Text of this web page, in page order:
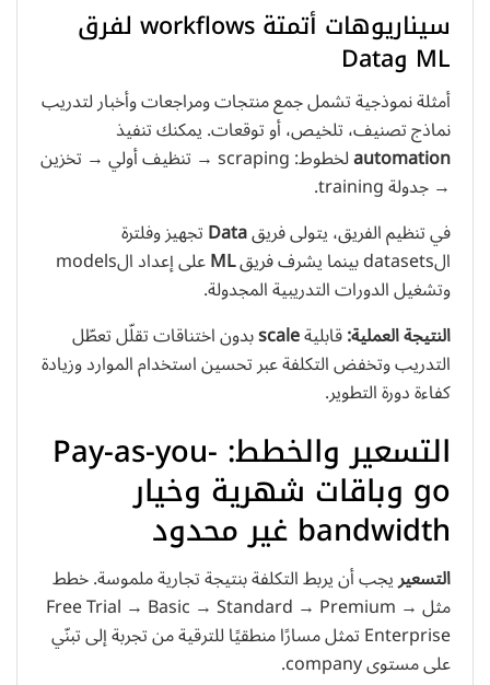
سيناريوهات أتمتة workflows لفرق
ML وData
أمثلة نموذجية تشمل جمع منتجات ومراجعات وأخبار لتدريب
نماذج تصنيف، تلخيص، أو توقعات. يمكنك تنفيذ
automation لخطوط: scraping → تنظيف أولي → تخزين
→ جدولة training.
في تنظيم الفريق، يتولى فريقDataتجهيز وفلترة
الdatasets بينما يشرف فريق ML على إعداد الmodels
وتشغيل الدورات التدريبية المجدولة.
النتيجة العملية:قابليةscaleبدون اختناقات تقلّل تعطّل
التدريب وتخفض التكلفة عبر تحسين استخدام الموارد وزيادة
كفاءة دورة التطوير.
التسعير والخطط: Pay-as-you-
go وباقات شهرية وخيار
bandwidth غير محدود
التسعيريجب أن يربط التكلفة بنتيجة تجارية ملموسة. خطط
مثل Free Trial → Basic → Standard → Premium →
Enterprise تمثل مسارًا منطقيًا للترقية من تجربة إلى تبنّي
على مستوى company.